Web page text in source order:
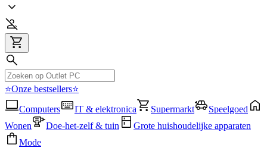
⭐Onze bestsellers⭐
Computers
IT & elektronica Supermarkt
Speelgoed
Wonen
Doe-het-zelf & tuin
Grote huishoudelijke apparaten
Mode